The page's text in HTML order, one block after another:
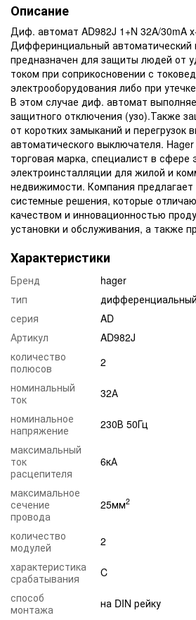
Описание
Диф. автомат AD982J 1+N 32A/30mA
Дифферинциальный автоматический
предназначен для защиты людей от
током при соприкосновении с
электрооборудования либо при
В этом случае диф. автомат
защитного отключения (узо).Также
от коротких замыканий и перегрузок
автоматического выключателя.
торговая марка, специалист в сфере
электроинсталляции для жилой и
недвижимости. Компания предлагает
системные решения, которые
качеством и инновационностью
установки и обслуживания, а также
Характеристики
Бренд
hager
тип
серия
AD
Артикул
AD982J
количество
полюсов
2
номинальный
ток
32А
номинальное
напряжение
230В 50Гц
максимальный
ток
расцепителя
6кА
максимальное
сечение
провода
25мм2
количество
модулей
2
характеристика
срабатывания
C
способ
монтажа
на DIN рейку